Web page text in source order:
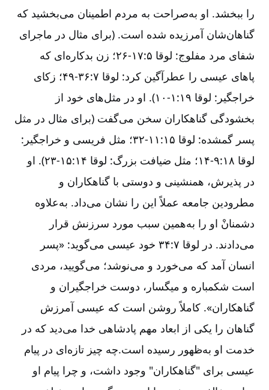
را ببخشد. او به‌صراحت به مردم اطمینان می‌بخشید که
گناهان‌شان آمرزیده شده است. (برای مثال در ماجرای
شفای مرد مفلوج: لوقا ۵:‏۱۷-‏۲۶؛ زن بدکاره‌ای که
پاهای عیسی را عطرآگین کرد: لوقا ۷:‏۳۶-‏۴۹؛ زکای
خراجگیر: لوقا ۱۹:‏۱-‏۱۰). او در مثل‌های خود از
بخشودگی گناهکاران سخن می‌گفت (برای مثال در مثل
پسر گمشده: لوقا ۱۵:‏۱۱-‏۳۲؛ مثل فریسی و خراجگیر:
لوقا ۱۸:‏۹-‏۱۴؛ مثل ضیافت بزرگ: لوقا ۱۴:‏۱۵-‏۲۳). او
در پذیرش، همنشینی و دوستی با گناهکاران و
مطرودین جامعه عملاً این را نشان می‌داد. به‌علاوه
دشمنانْ او را به‌همین سبب مورد سرزنش قرار
می‌دادند. در لوقا ۷:‏۳۴ خود عیسی می‌گوید: «پسر
انسان آمد که می‌خورد و می‌نوشد؛ می‌گویید، مردی
است شکمباره و میگسار، دوست خراجگیران و
گناهکاران». کاملاً روشن است که عیسی آمرزش
گناهان را یکی از ابعاد مهم پادشاهی خدا می‌دید که در
خدمت او به‌ظهور رسیده است.چه چیز تازه‌ای در پیام
عیسی برای "گناهکاران" وجود داشت، و چرا پیام او